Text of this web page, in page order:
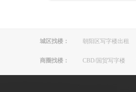
城区找楼： 朝阳区写字楼出租
商圈找楼： CBD/国贸写字楼